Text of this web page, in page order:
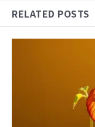
RELATED POSTS